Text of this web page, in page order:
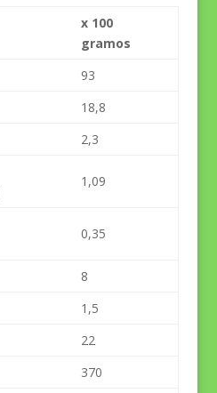
x 100
gramos
93
18,8
2,3
1,09
0,35
8
1,5
22
370